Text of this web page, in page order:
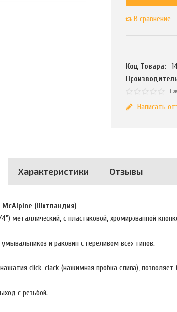
В сравнение
Код Товара:
Написать
Характеристики Отзывы
McAlpine (Шотландия)
металлический, с пластиковой, хромированной
и раковин с переливом всех типов.
click-clack (нажимная пробка слива),
с резьбой.